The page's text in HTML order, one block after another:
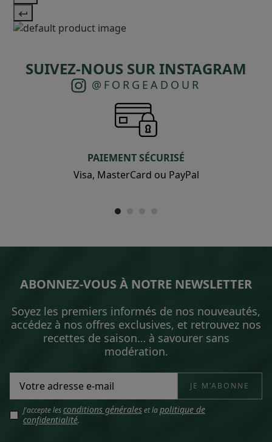
SUIVEZ-NOUS SUR INSTAGRAM
@FORGEADOUR
PAIEMENT SÉCURISÉ
Visa, MasterCard ou PayPal
ABONNEZ-VOUS À NOTRE NEWSLETTER
Soyez les premiers informés de nos nouveautés,
accédez à nos offres exclusives, et retrouvez nos
recettes de saison… à savourer sans
modération.
J'accepte lesconditions généraleset lapolitique de
confidentialité.